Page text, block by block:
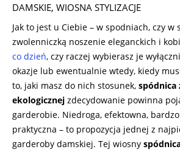
DAMSKIE, WIOSNA STYLIZACJE
Jak to jest u Ciebie – w spodniach, czy w
zwolenniczką noszenie eleganckich i
co dzień, czy raczej wybierasz je
okazje lub ewentualnie wtedy, kiedy
to, jaki masz do nich stosunek, spódnica
ekologicznej zdecydowanie powinna
garderobie. Niedroga, efektowna,
praktyczna – to propozycja jednej z
garderoby damskiej. Tej wiosny